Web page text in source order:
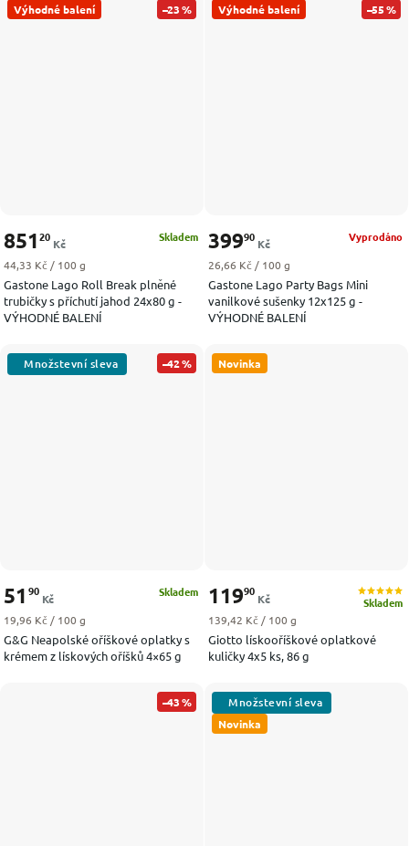
Výhodné balení –23 %
Gastone Lago Roll Break plněné
trubičky s příchutí jahod 24x80 g -
VÝHODNÉ BALENÍ
Skladem
851 20
Kč
Měrná cena:
44,33 Kč / 100 g
Výhodné balení –55 %
Gastone Lago Party Bags Mini
vanilkové sušenky 12x125 g -
VÝHODNÉ BALENÍ
Vyprodáno
39990
Kč
Měrná cena:
26,66 Kč / 100 g
–42 %
G&G Neapolské oříškové oplatky s
krémem z lískových oříšků 4×65 g
Skladem
51 90
Kč
Měrná cena:
19,96 Kč / 100 g
Novinka
Giotto lískooříškové oplatkové
kuličky 4x5 ks, 86 g
Skladem
11990
Kč
Měrná cena:
139,42 Kč / 100 g
–43 %
Novinka